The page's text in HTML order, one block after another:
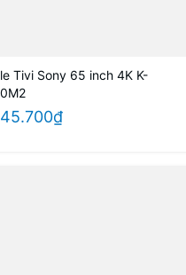
Tivi Sony 65 inch 4K K-